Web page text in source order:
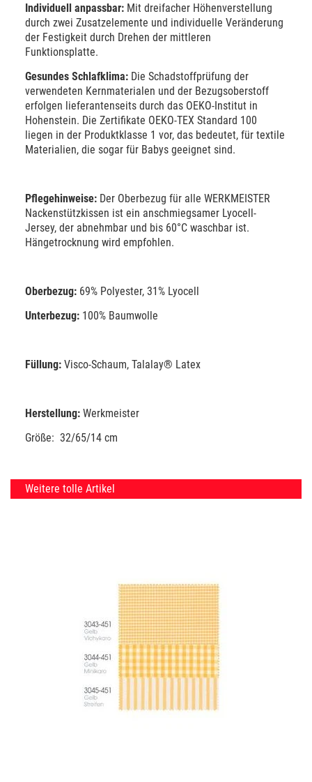
Individuell anpassbar: Mit dreifacher Höhenverstellung
durch zwei Zusatzelemente und individuelle Veränderung
der Festigkeit durch Drehen der mittleren
Funktionsplatte.
Gesundes Schlafklima: Die Schadstoffprüfung der
verwendeten Kernmaterialen und der Bezugsoberstoff
erfolgen lieferantenseits durch das OEKO-Institut in
Hohenstein. Die Zertifikate OEKO-TEX Standard 100
liegen in der Produktklasse 1 vor, das bedeutet, für textile
Materialien, die sogar für Babys geeignet sind.
Pflegehinweise: Der Oberbezug für alle WERKMEISTER
Nackenstützkissen ist ein anschmiegsamer Lyocell-
Jersey, der abnehmbar und bis 60°C waschbar ist.
Hängetrocknung wird empfohlen.
Oberbezug: 69% Polyester, 31% Lyocell
Unterbezug: 100% Baumwolle
Füllung: Visco-Schaum, Talalay® Latex
Herstellung: Werkmeister
Größe: 32/65/14 cm
Weitere tolle Artikel